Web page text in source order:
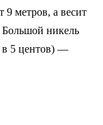
9 метров, а весит
никель
в 5 центов) —